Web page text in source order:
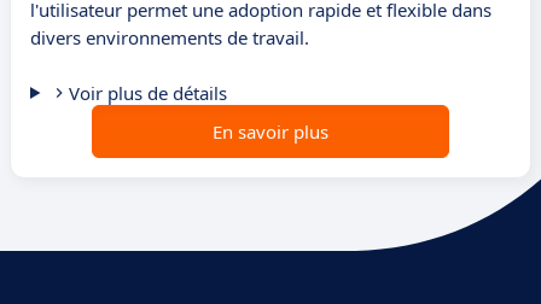
l'utilisateur permet une adoption rapide et flexible dans
divers environnements de travail.
Voir plus de détails
En savoir plus